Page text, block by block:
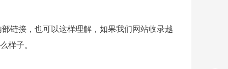
链接，也可以这样理解，如果我们网站收录越
样子。